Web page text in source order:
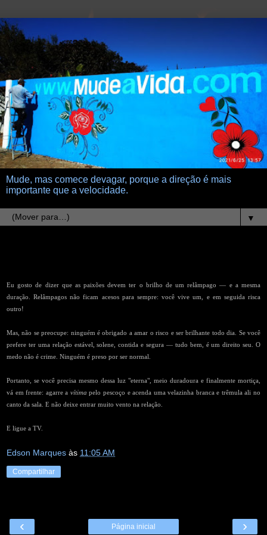
Mude, mas comece devagar, porque a direção é mais
importante que a velocidade.
▼
Eu gosto de dizer que as paixões devem ter o brilho de um relâmpago — e a mesma
duração. Relâmpagos não ficam acesos para sempre: você vive um, e em seguida risca
outro!
Mas, não se preocupe: ninguém é obrigado a amar o risco e ser brilhante todo dia. Se você
prefere ter uma relação estável, solene, contida e segura — tudo bem, é um direito seu. O
medo não é crime. Ninguém é preso por ser normal.
Portanto, se você precisa mesmo dessa luz "eterna", meio duradoura e finalmente mortiça,
vá em frente: agarre a vítima pelo pescoço e acenda uma velazinha branca e trêmula ali no
canto da sala. E não deixe entrar muito vento na relação.
E ligue a TV.
Edson Marques às 11:05 AM
Compartilhar
‹ ›
Página inicial